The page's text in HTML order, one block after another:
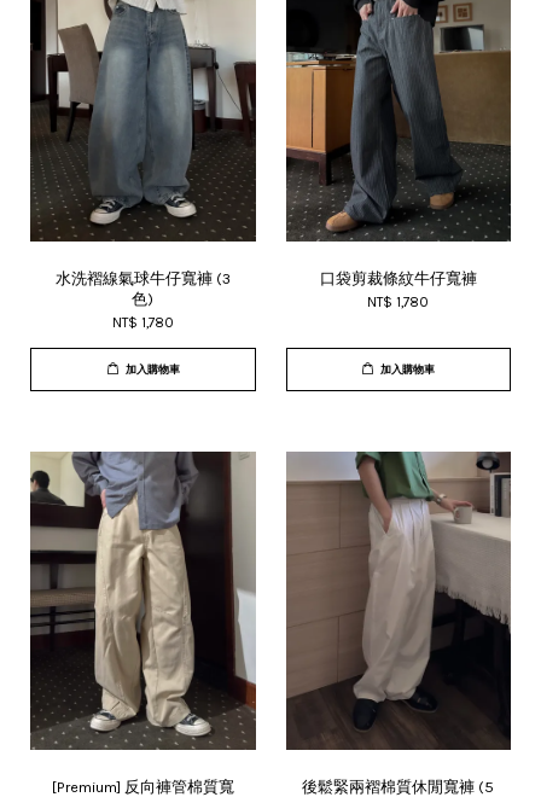
水洗褶線氣球牛仔寬褲 (3
色)
NT$ 1,780
加入購物車
口袋剪裁條紋牛仔寬褲
NT$ 1,780
加入購物車
[Premium] 反向褲管棉質寬
後鬆緊兩褶棉質休閒寬褲 (5